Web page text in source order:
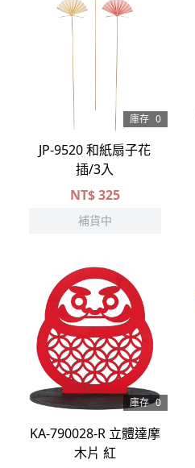
庫存 0
JP-9520 和紙扇子花
插/3入
NT$325
補貨中
庫存 0
KA-790028-R 立體達摩
木片 紅